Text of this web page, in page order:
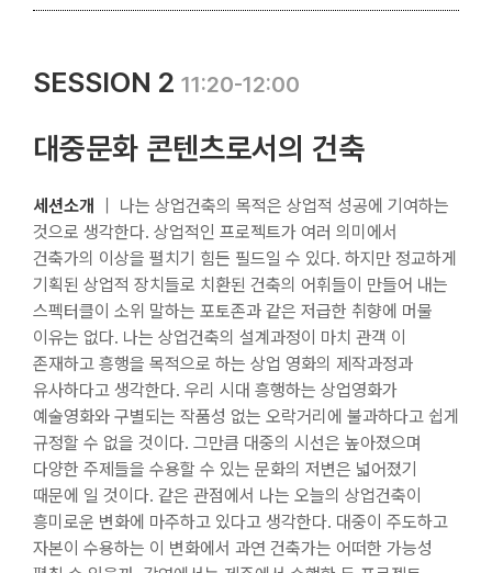
SESSION 2 11:20-12:00
대중문화 콘텐츠로서의 건축
세션소개 ｜ 나는 상업건축의 목적은 상업적 성공에 기여하는
것으로 생각한다. 상업적인 프로젝트가 여러 의미에서
건축가의 이상을 펼치기 힘든 필드일 수 있다. 하지만 정교하게
기획된 상업적 장치들로 치환된 건축의 어휘들이 만들어 내는
스펙터클이 소위 말하는 포토존과 같은 저급한 취향에 머물
이유는 없다. 나는 상업건축의 설계과정이 마치 관객 이
존재하고 흥행을 목적으로 하는 상업 영화의 제작과정과
유사하다고 생각한다. 우리 시대 흥행하는 상업영화가
예술영화와 구별되는 작품성 없는 오락거리에 불과하다고 쉽게
규정할 수 없을 것이다. 그만큼 대중의 시선은 높아졌으며
다양한 주제들을 수용할 수 있는 문화의 저변은 넓어졌기
때문에 일 것이다. 같은 관점에서 나는 오늘의 상업건축이
흥미로운 변화에 마주하고 있다고 생각한다. 대중이 주도하고
자본이 수용하는 이 변화에서 과연 건축가는 어떠한 가능성